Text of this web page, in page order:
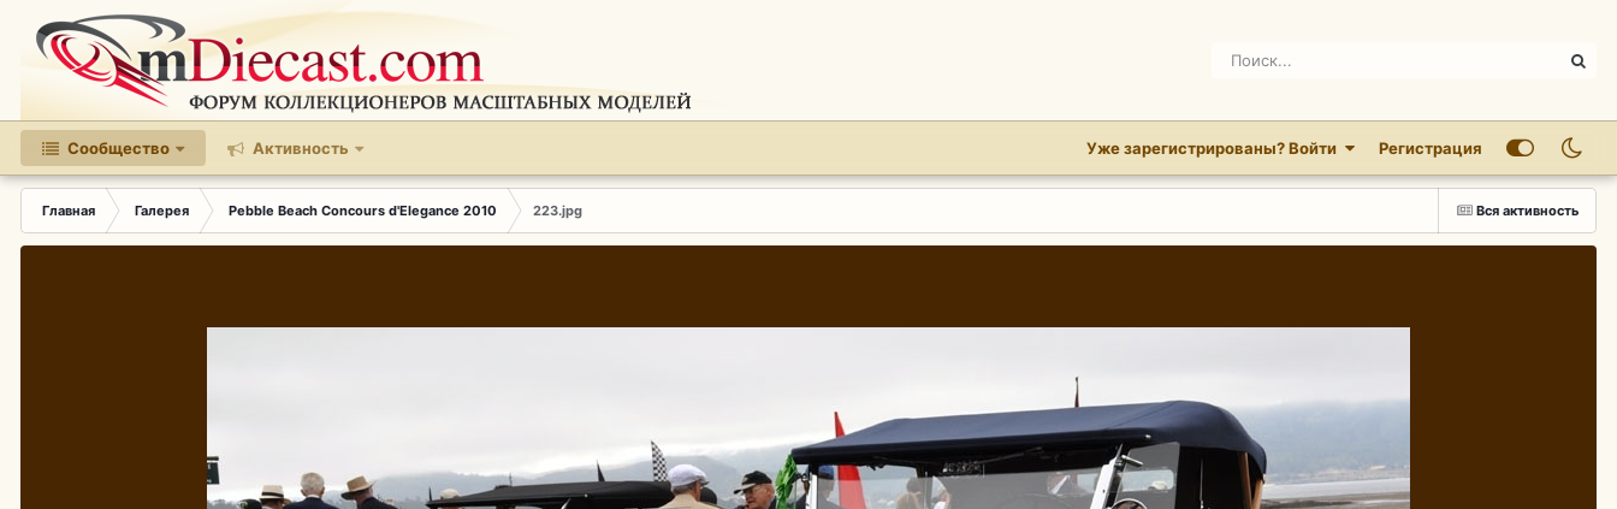
Сообщество Активность Уже зарегистрированы? Войти Регистрация
Вся активность
Главная Галерея Pebble Beach Concours d'Elegance 2010 223.jpg